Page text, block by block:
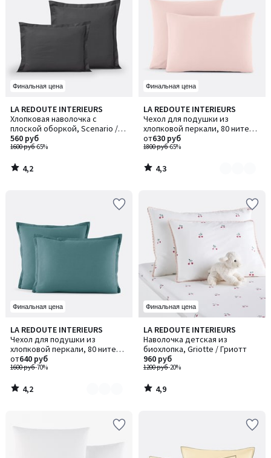
Финальная цена
LA REDOUTE INTERIEURS
Хлопковая наволочка с
плоской оборкой, Scenario /
Сценарио
1600 руб-65%
560 руб
4,2
/ 5
4,2
/
Финальная цена
LA REDOUTE INTERIEURS
Чехол для подушки из
хлопковой перкали, 80 нитей/
см², Scenario / Сценарио
1800 руб-65%
от630 руб
4,3
/ 5
Количество
цветов:
4
4,3
/
Финальная цена
LA REDOUTE INTERIEURS
Чехол для подушки из
хлопковой перкали, 80 нитей/
см², Scenario / Сценарио
1600 руб-70%
от640 руб
4,2
/ 5
Количество
цветов:
4
4,2
/
Финальная цена
LA REDOUTE INTERIEURS
Наволочка детская из
биохлопка, Griotte / Гриотт
1200 руб-20%
960 руб
4,9
/ 5
4,9
/